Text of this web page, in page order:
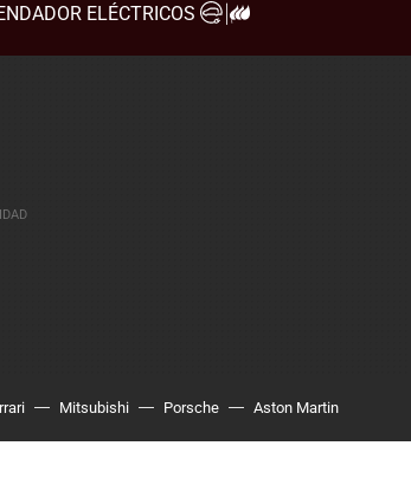
ELÉCTRICOS
Mitsubishi Porsche Aston Martin